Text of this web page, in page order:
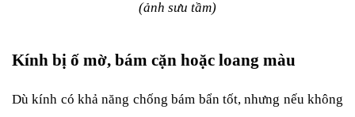
(ảnh sưu tầm)
Kính bị ố mờ, bám cặn hoặc loang màu
Dù kính có khả năng chống bám bẩn tốt, nhưng nếu không